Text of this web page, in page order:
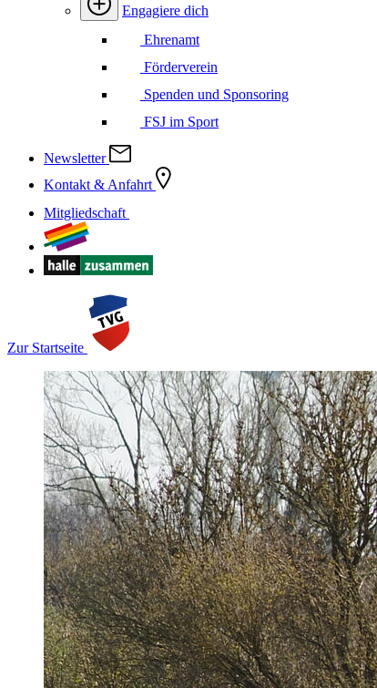
Engagiere dich
Ehrenamt
Förderverein
Spenden und Sponsoring
FSJ im Sport
Newsletter
Kontakt & Anfahrt
Mitgliedschaft
Zur Startseite